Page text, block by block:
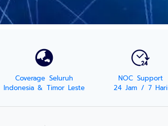
Coverage Seluruh
Indonesia & Timor Leste
NOC Support
24 Jam / 7 Hari